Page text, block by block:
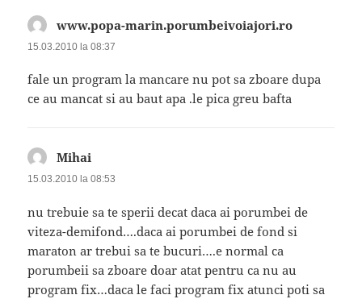
www.popa-marin.porumbeivoiajori.ro
15.03.2010 la 08:37
fale un program la mancare nu pot sa zboare dupa
ce au mancat si au baut apa .le pica greu bafta
Mihai
15.03.2010 la 08:53
nu trebuie sa te sperii decat daca ai porumbei de
viteza-demifond….daca ai porumbei de fond si
maraton ar trebui sa te bucuri….e normal ca
porumbeii sa zboare doar atat pentru ca nu au
program fix…daca le faci program fix atunci poti sa